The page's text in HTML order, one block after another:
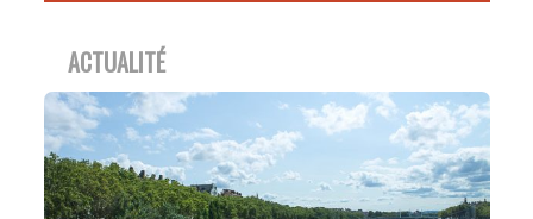
ACTUALITÉ